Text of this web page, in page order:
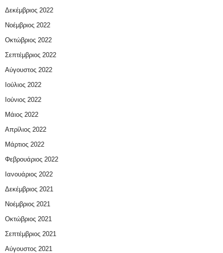
Δεκέμβριος 2022
Νοέμβριος 2022
Οκτώβριος 2022
Σεπτέμβριος 2022
Αύγουστος 2022
Ιούλιος 2022
Ιούνιος 2022
Μάιος 2022
Απρίλιος 2022
Μάρτιος 2022
Φεβρουάριος 2022
Ιανουάριος 2022
Δεκέμβριος 2021
Νοέμβριος 2021
Οκτώβριος 2021
Σεπτέμβριος 2021
Αύγουστος 2021